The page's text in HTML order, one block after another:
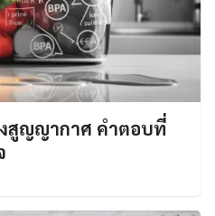
สูญญากาศ คำตอบที่